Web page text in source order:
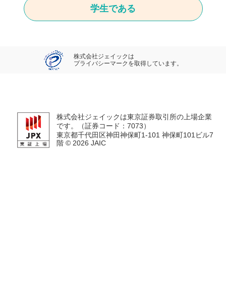
学生である
株式会社ジェイックは
プライバシーマークを取得しています。
株式会社ジェイックは東京証券取引所の上場企業
です。（証券コード：7073）
東京都千代田区神田神保町1-101 神保町101ビル7
階 © 2026 JAIC